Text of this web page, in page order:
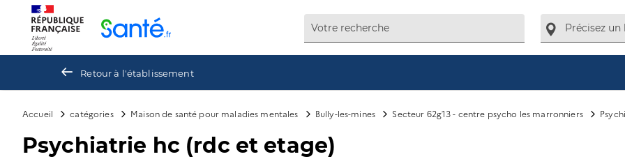
Retour à l'établissement
Accueil catégories Maison de santé pour maladies mentales Bully-les-mines Secteur 62g13 - centre psycho les marronniers
Psychiatrie hc (rdc et etage)
Panneau de gestion des cookies